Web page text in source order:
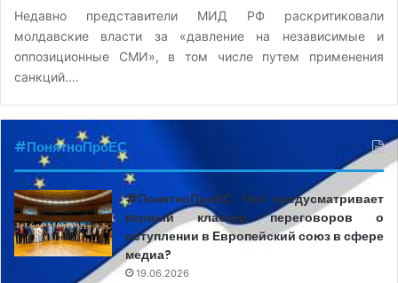
Недавно представители МИД РФ раскритиковали
молдавские власти за «давление на независимые и
оппозиционные СМИ», в том числе путем применения
санкций.…
#ПонятноПроЕС
#ПонятноПроЕС. Что предусматривает
первый кластер переговоров о
вступлении в Европейский союз в сфере
медиа?
19.06.2026